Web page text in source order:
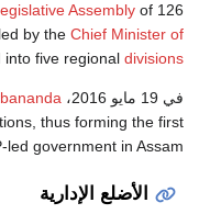
Legislative Assemblyof 126
led by theChief Minister of
into five regionaldivisions
Sarbananda
thus forming the first
BJP-led government in Assam.
الأضلع الإدارية